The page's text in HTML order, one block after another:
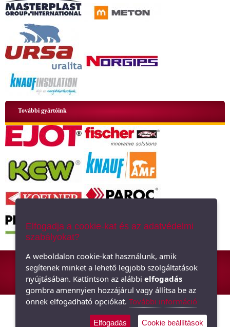
További gyártóink
ÁSZF|Adatkezelési tájékoztató| Oldaltérkép
Hőszigetelő anyagok, polisztirol, üveggyapot - Minden ami szigetelés,
hőszigetelés
Árukereső.hu
Elfogadja a cookie-kat és az adatvédelmi
szabályokat?
A weboldalon cookie-kat használunk, amik
segítenek minket a lehető legjobb szolgáltatások
nyújtásában. Kattintson az alábbi elfogadás
gombra amennyien hozzájárul vagy állítsa be az
önnek elfogadható opciókat. További információ
Elfogadás Cookie beállítások